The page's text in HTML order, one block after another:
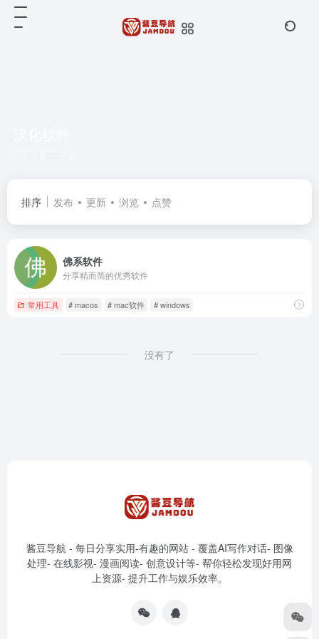
排序 发布 更新 浏览 点赞
佛系软件
分享精而简的优秀软件
常用工具 # macos # mac软件 # windows
没有了
酱豆导航 - 每日分享实用-有趣的网站 - 覆盖AI写作对话- 图像
处理- 在线影视- 漫画阅读- 创意设计等- 帮你轻松发现好用网
上资源- 提升工作与娱乐效率。